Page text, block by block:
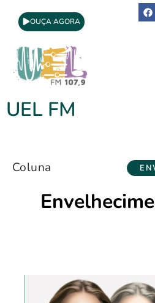
OUÇA AGORA
UEL FM
Coluna